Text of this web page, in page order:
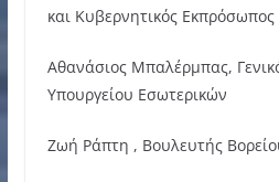
και Κυβερνητικός Εκπρόσωπος
Αθανάσιος Μπαλέρμπας,
Υπουργείου Εσωτερικών
Ζωή Ράπτη , Βουλευτής